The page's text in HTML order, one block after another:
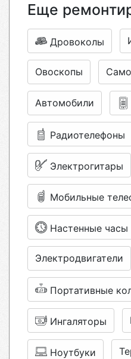
Еще
Дровоколы
Овоскопы
Автомобили
Радиотелефоны
Электрогитары
Мобильные
Настенные часы
Электродвигатели
Портативные
Ингаляторы
Ноутбуки